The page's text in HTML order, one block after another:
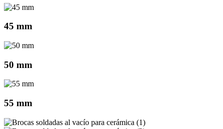
45 mm
50 mm
55 mm